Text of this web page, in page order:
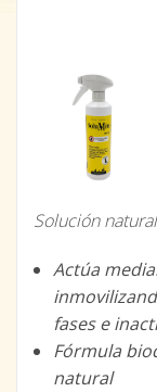
Solución
Actúa
fases e
Fórmula
natural